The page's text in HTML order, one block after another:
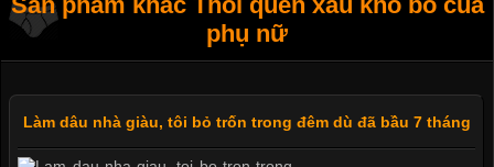
phụ nữ
Làm dâu nhà giàu, tôi bỏ trốn trong đêm dù đã bầu 7 tháng